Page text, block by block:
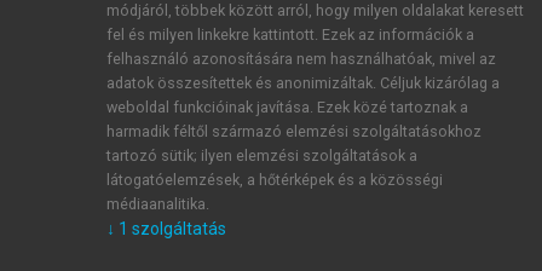
ÚJ FIÓK LÉTREHOZÁSA
1 óra díjmentes hozzáférés
E-MAIL-CÍM
módjáról, többek között arról, hogy milyen oldalakat keresett
fel és milyen linkekre kattintott. Ezek az információk a
felhasználó azonosítására nem használhatóak, mivel az
adatok összesítettek és anonimizáltak. Céljuk kizárólag a
weboldal funkcióinak javítása. Ezek közé tartoznak a
harmadik féltől származó elemzési szolgáltatásokhoz
tartozó sütik; ilyen elemzési szolgáltatások a
látogatóelemzések, a hőtérképek és a közösségi
médiaanalitika.
↓ 1 szolgáltatás